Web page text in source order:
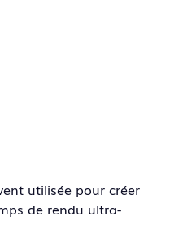
utilisée pour créer
de rendu ultra-